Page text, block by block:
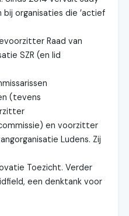
organisaties die ’actief
Raad van
SZR (en lid
(tevens
en voorzitter
Ludens. Zij
Toezicht. Verder
een denktank voor